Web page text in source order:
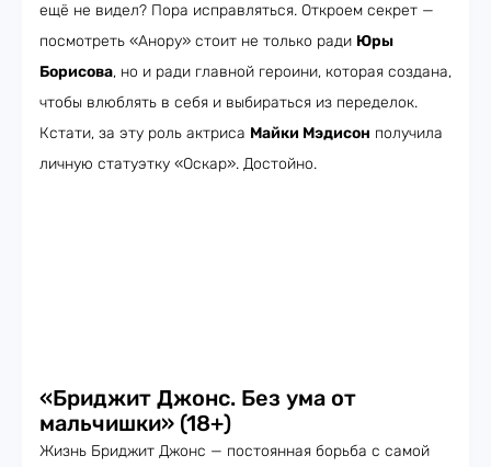
ещё не видел? Пора исправляться. Откроем секрет —
посмотреть «Анору» стоит не только ради Юры
Борисова, но и ради главной героини, которая создана,
чтобы влюблять в себя и выбираться из переделок.
Кстати, за эту роль актриса Майки Мэдисон получила
личную статуэтку «Оскар». Достойно.
«Бриджит Джонс. Без ума от
мальчишки» (18+)
Жизнь Бриджит Джонс — постоянная борьба с самой